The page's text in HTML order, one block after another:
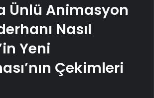
Ünlü Animasyon
Nasıl
Yeni
Çekimleri